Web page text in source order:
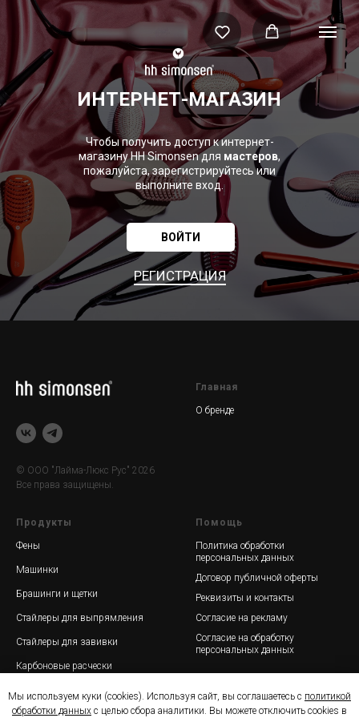
Чтобы получить доступ к интернет-
магазину HH Simonsen для мастеров,
пожалуйста, зарегистрируйтесь или
выполните вход.
ВОЙТИ
ИНТЕРНЕТ-МАГАЗИН
РЕГИСТРАЦИЯ
© ООО "Лайма-Люкс Рус" 2026
Все права защищены.
Главная
О бренде
Продукты
Фены
Машинки
Брашинги и щетки
Стайлеры для выпрямления
Стайлеры для завивки
Карбоновые расчески
Помощь
Политика обработки
персональных данных
Договор публичной оферты
Реквизиты и контакты
Согласие на рекламу
Согласие на обработку
персональных данных
Мы используем куки (cookies). Используя сайт, вы соглашаетесь с политикой
обработки данных с целью сбора аналитики. Вы можете отключить cookies в